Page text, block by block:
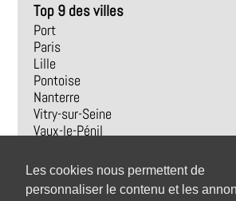
Les cookies nous permettent de
personnaliser le contenu et les
Top 9 des villes
Port
Paris
Lille
Pontoise
Nanterre
Vitry-sur-Seine
Vaux-le-Pénil
Arras